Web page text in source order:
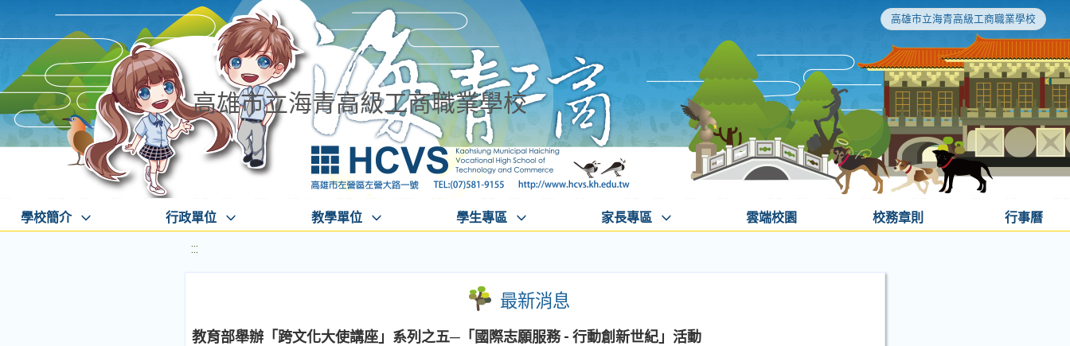
高雄市立海青高級工商職業學校
高雄市立海青高級工商職業學校
學校簡介 行政單位 教學單位 學生專區 家長專區 雲端校園 校務章則 行事曆
:::
最新消息
教育部舉辦「跨文化大使講座」系列之五─「國際志願服務 - 行動創新世紀」活動